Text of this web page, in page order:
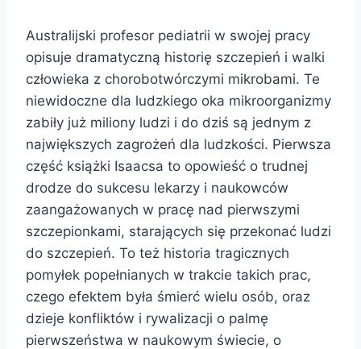
Australijski profesor pediatrii w swojej pracy
opisuje dramatyczną historię szczepień i walki
człowieka z chorobotwórczymi mikrobami. Te
niewidoczne dla ludzkiego oka mikroorganizmy
zabiły już miliony ludzi i do dziś są jednym z
największych zagrożeń dla ludzkości. Pierwsza
część książki Isaacsa to opowieść o trudnej
drodze do sukcesu lekarzy i naukowców
zaangażowanych w pracę nad pierwszymi
szczepionkami, starających się przekonać ludzi
do szczepień. To też historia tragicznych
pomyłek popełnianych w trakcie takich prac,
czego efektem była śmierć wielu osób, oraz
dzieje konfliktów i rywalizacji o palmę
pierwszeństwa w naukowym świecie, o